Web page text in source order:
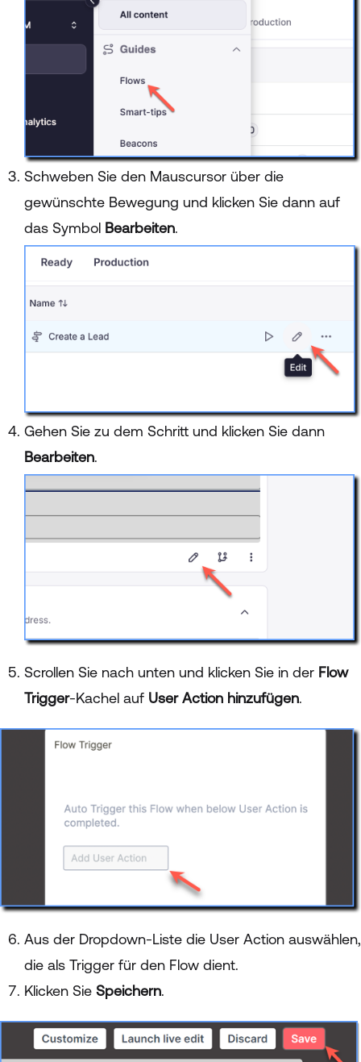
Schweben Sie den Mauscursor über die
gewünschte Bewegung und klicken Sie dann auf
das Symbol Bearbeiten.
Gehen Sie zu dem Schritt und klicken Sie dann
Bearbeiten.
Scrollen Sie nach unten und klicken Sie in der Flow
Trigger-Kachel auf User Action hinzufügen.
Aus der Dropdown-Liste die User Action auswählen,
die als Trigger für den Flow dient.
Klicken Sie Speichern.